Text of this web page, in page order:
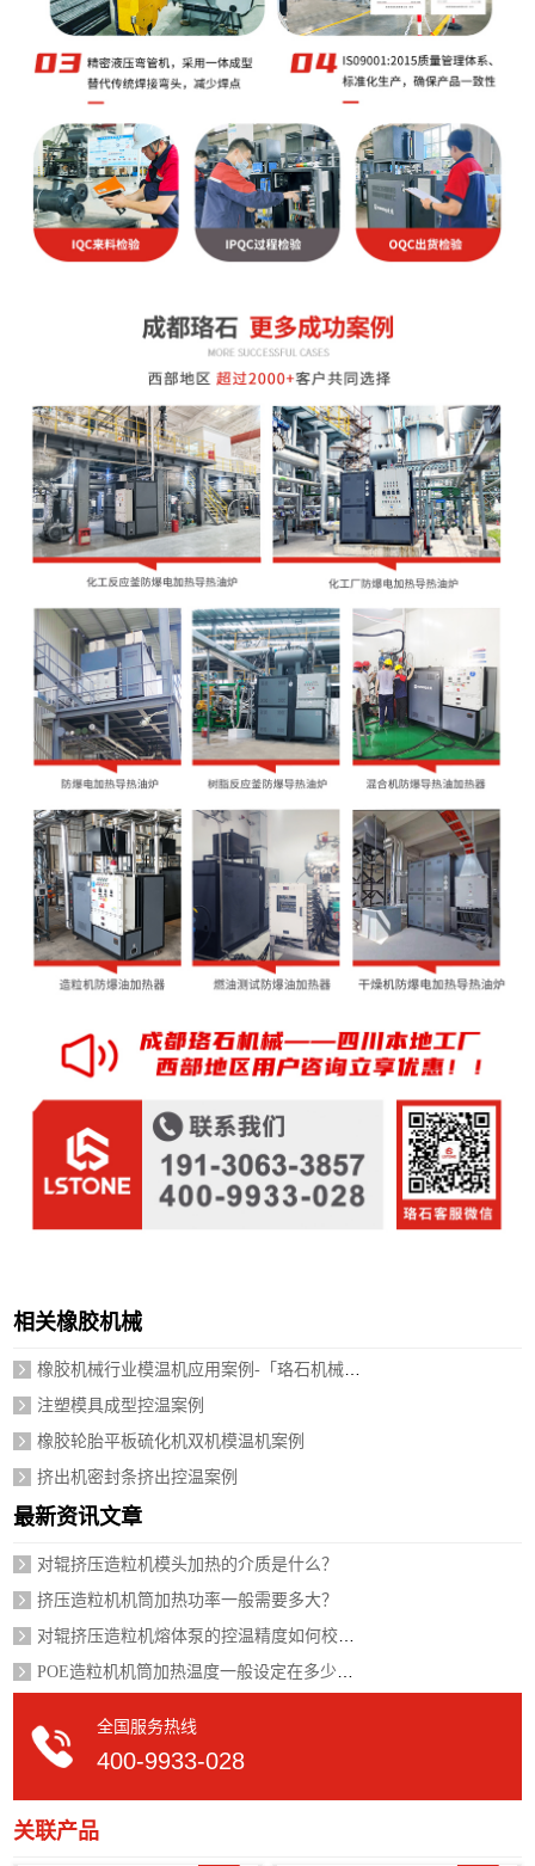
相关橡胶机械
橡胶机械行业模温机应用案例-「珞石机械」视频介绍
注塑模具成型控温案例
橡胶轮胎平板硫化机双机模温机案例
挤出机密封条挤出控温案例
最新资讯文章
对辊挤压造粒机模头加热的介质是什么？
挤压造粒机机筒加热功率一般需要多大？
对辊挤压造粒机熔体泵的控温精度如何校准？
POE造粒机机筒加热温度一般设定在多少度？
全国服务热线
400-9933-028
关联产品